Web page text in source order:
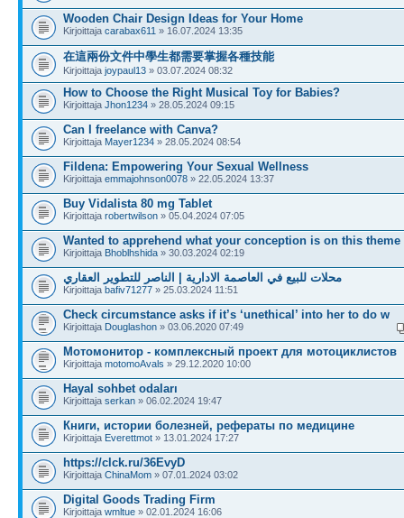
Wooden Chair Design Ideas for Your Home
Kirjoittaja carabax611 » 16.07.2024 13:35
在這兩份文件中學生都需要掌握各種技能
Kirjoittaja joypaul13 » 03.07.2024 08:32
How to Choose the Right Musical Toy for Babies?
Kirjoittaja Jhon1234 » 28.05.2024 09:15
Can I freelance with Canva?
Kirjoittaja Mayer1234 » 28.05.2024 08:54
Fildena: Empowering Your Sexual Wellness
Kirjoittaja emmajohnson0078 » 22.05.2024 13:37
Buy Vidalista 80 mg Tablet
Kirjoittaja robertwilson » 05.04.2024 07:05
Wanted to apprehend what your conception is on this theme
Kirjoittaja Bhoblhshida » 30.03.2024 02:19
محلات للبيع في العاصمة الادارية | الناصر للتطوير العقاري
Kirjoittaja bafiv71277 » 25.03.2024 11:51
Check circumstance asks if it’s ‘unethical’ into her to do w
Kirjoittaja Douglashon » 03.06.2020 07:49
Мотомонитор - комплексный проект для мотоциклистов
Kirjoittaja motomoAvals » 29.12.2020 10:00
Hayal sohbet odaları
Kirjoittaja serkan » 06.02.2024 19:47
Книги, истории болезней, рефераты по медицине
Kirjoittaja Everettmot » 13.01.2024 17:27
https://clck.ru/36EvyD
Kirjoittaja ChinaMom » 07.01.2024 03:02
Digital Goods Trading Firm
Kirjoittaja wmltue » 02.01.2024 16:06